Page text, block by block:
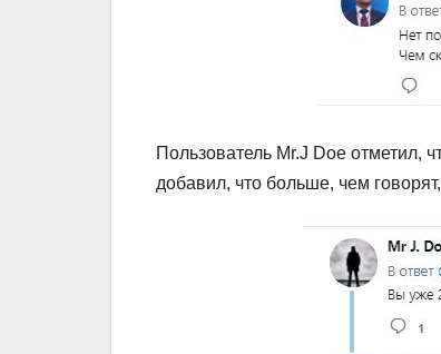
Пользователь Mr.J Doe отметил,
добавил, что больше, чем